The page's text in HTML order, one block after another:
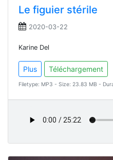
Le figuier stérile
2020-03-22
Karine Del
Plus Téléchargement
Filetype: MP3 - Size: 23.83 MB -